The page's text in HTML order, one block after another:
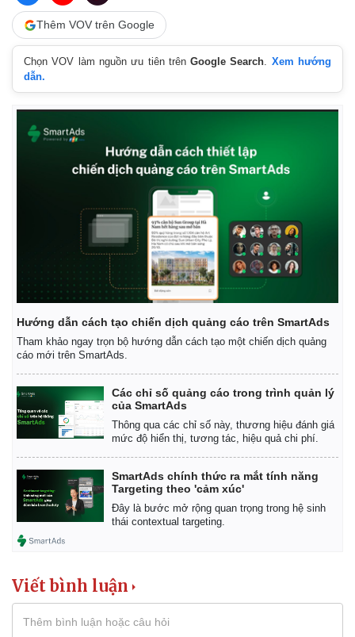
Cuộc sống đó đây
Hồ sơThêm VOV trên Google
Chọn VOV làm nguồn ưu tiên trênGoogle Search. Xem hướng
dẫn.
Hướng dẫn cách tạo chiến dịch quảng cáo trên SmartAds
Tham khảo ngay trọn bộ hướng dẫn cách tạo một chiến dịch quảng
cáo mới trên SmartAds.
Các chỉ số quảng cáo trong trình quản lý
của SmartAds
Thông qua các chỉ số này, thương hiệu đánh giá
mức độ hiển thị, tương tác, hiệu quả chi phí.
SmartAds chính thức ra mắt tính năng
Targeting theo 'cảm xúc'
Đây là bước mở rộng quan trọng trong hệ sinh
thái contextual targeting.
Viết bình luận